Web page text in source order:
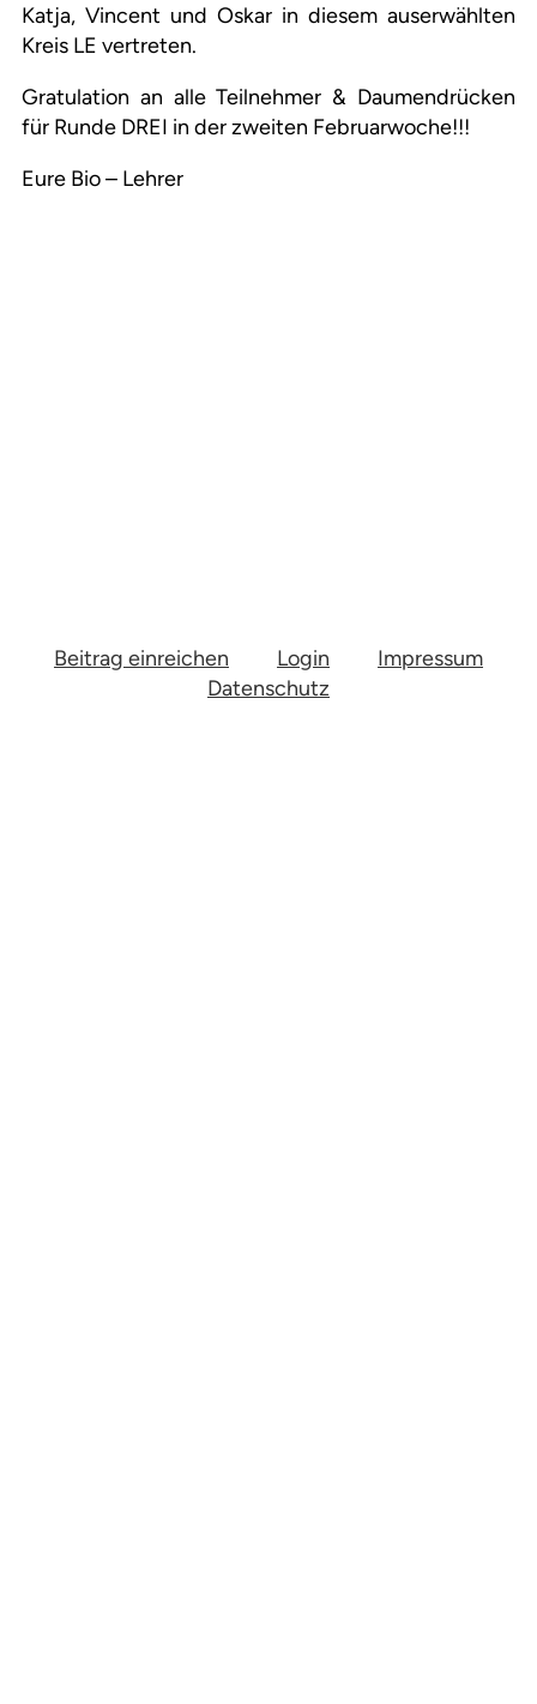
Katja, Vincent und Oskar in diesem auserwählten
Kreis LE vertreten.
Gratulation an alle Teilnehmer & Daumendrücken
für Runde DREI in der zweiten Februarwoche!!!
Eure Bio – Lehrer
Beitrag einreichen Login
Impressum
Datenschutz